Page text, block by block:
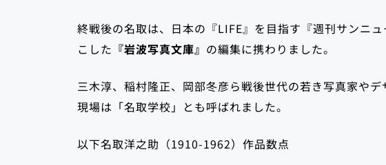
終戦後の名取は、日本の『LIFE』を目指す『週刊サンニ
こした 『岩波写真文庫』 の編集に携わりました。
三木淳、稲村隆正、岡部冬彦ら戦後世代の若き写真家や
現場は「名取学校」とも呼ばれました。
以下名取洋之助（1910-1962）作品数点